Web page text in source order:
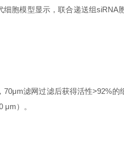
胞模型显示，联合递送组siRNA
滤网过滤后获得活性>92%的
μm）。